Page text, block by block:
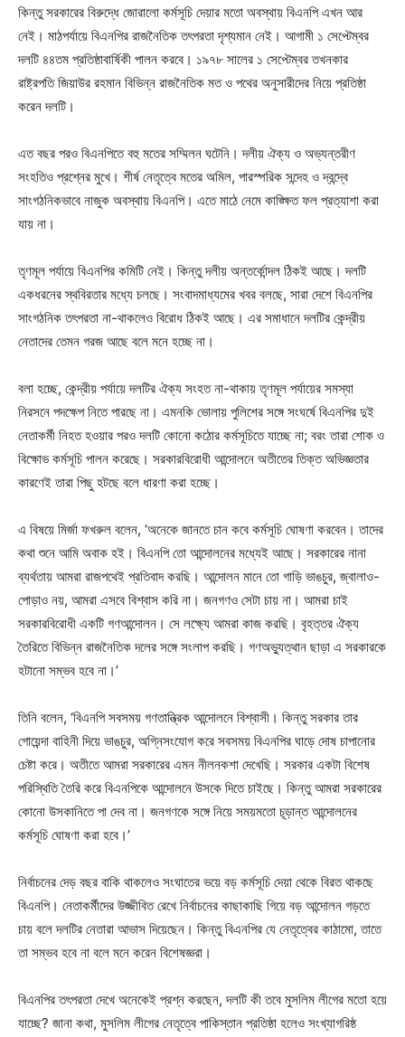
কিন্তু সরকারের বিরুদ্ধে জোরালো কর্মসূচি দেয়ার মতো অবস্থায় বিএনপি এখন আর
নেই। মাঠপর্যায়ে বিএনপির রাজনৈতিক তৎপরতা দৃশ্যমান নেই। আগামী ১ সেপ্টেম্বর
দলটি ৪৪তম প্রতিষ্ঠাবার্ষিকী পালন করবে। ১৯৭৮ সালের ১ সেপ্টেম্বর তখনকার
রাষ্ট্রপতি জিয়াউর রহমান বিভিন্ন রাজনৈতিক মত ও পথের অনুসারীদের নিয়ে প্রতিষ্ঠা
করেন দলটি।
এত বছর পরও বিএনপিতে বহু মতের সম্মিলন ঘটেনি। দলীয় ঐক্য ও অভ্যন্তরীণ
সংহতিও প্রশ্নের মুখে। শীর্ষ নেতৃত্বে মতের অমিল, পারস্পরিক সন্দেহ ও দ্বন্দ্বে
সাংগঠনিকভাবে নাজুক অবস্থায় বিএনপি। এতে মাঠে নেমে কাঙ্ক্ষিত ফল প্রত্যাশা করা
যায় না।
তৃণমূল পর্যায়ে বিএনপির কমিটি নেই। কিন্তু দলীয় অন্তর্কোন্দল ঠিকই আছে। দলটি
একধরনের স্থবিরতার মধ্যে চলছে। সংবাদমাধ্যমের খবর বলছে, সারা দেশে বিএনপির
সাংগঠনিক তৎপরতা না-থাকলেও বিরোধ ঠিকই আছে। এর সমাধানে দলটির কেন্দ্রীয়
নেতাদের তেমন গরজ আছে বলে মনে হচ্ছে না।
বলা হচ্ছে, কেন্দ্রীয় পর্যায়ে দলটির ঐক্য সংহত না-থাকায় তৃণমূল পর্যায়ের সমস্যা
নিরসনে পদক্ষেপ নিতে পারছে না। এমনকি ভোলায় পুলিশের সঙ্গে সংঘর্ষে বিএনপির দুই
নেতাকর্মী নিহত হওয়ার পরও দলটি কোনো কঠোর কর্মসূচিতে যাচ্ছে না; বরং তারা শোক ও
বিক্ষোভ কর্মসূচি পালন করেছে। সরকারবিরোধী আন্দোলনে অতীতের তিক্ত অভিজ্ঞতার
কারণেই তারা পিছু হটছে বলে ধারণা করা হচ্ছে।
এ বিষয়ে মির্জা ফখরুল বলেন, ‘অনেকে জানতে চান কবে কর্মসূচি ঘোষণা করবেন। তাদের
কথা শুনে আমি অবাক হই। বিএনপি তো আন্দোলনের মধ্যেই আছে। সরকারের নানা
ব্যর্থতায় আমরা রাজপথেই প্রতিবাদ করছি। আন্দোলন মানে তো গাড়ি ভাঙচুর, জ্বালাও-
পোড়াও নয়, আমরা এসবে বিশ্বাস করি না। জনগণও সেটা চায় না। আমরা চাই
সরকারবিরোধী একটি গণআন্দোলন। সে লক্ষ্যে আমরা কাজ করছি। বৃহত্তর ঐক্য
তৈরিতে বিভিন্ন রাজনৈতিক দলের সঙ্গে সংলাপ করছি। গণঅভ্যুত্থান ছাড়া এ সরকারকে
হটানো সম্ভব হবে না।’
তিনি বলেন, ‘বিএনপি সবসময় গণতান্ত্রিক আন্দোলনে বিশ্বাসী। কিন্তু সরকার তার
গোয়েন্দা বাহিনী দিয়ে ভাঙচুর, অগ্নিসংযোগ করে সবসময় বিএনপির ঘাড়ে দোষ চাপানোর
চেষ্টা করে। অতীতে আমরা সরকারের এমন নীলনকশা দেখেছি। সরকার একটা বিশেষ
পরিস্থিতি তৈরি করে বিএনপিকে আন্দোলনে উসকে দিতে চাইছে। কিন্তু আমরা সরকারের
কোনো উসকানিতে পা দেব না। জনগণকে সঙ্গে নিয়ে সময়মতো চূড়ান্ত আন্দোলনের
কর্মসূচি ঘোষণা করা হবে।’
নির্বাচনের দেড় বছর বাকি থাকলেও সংঘাতের ভয়ে বড় কর্মসূচি দেয়া থেকে বিরত থাকছে
বিএনপি। নেতাকর্মীদের উজ্জীবিত রেখে নির্বাচনের কাছাকাছি গিয়ে বড় আন্দোলন গড়তে
চায় বলে দলটির নেতারা আভাস দিয়েছেন। কিন্তু বিএনপির যে নেতৃত্বের কাঠামো, তাতে
তা সম্ভব হবে না বলে মনে করেন বিশেষজ্ঞরা।
বিএনপির তৎপরতা দেখে অনেকেই প্রশ্ন করছেন, দলটি কী তবে মুসলিম লীগের মতো হয়ে
যাচ্ছে? জানা কথা, মুসলিম লীগের নেতৃত্বে পাকিস্তান প্রতিষ্ঠা হলেও সংখ্যাগরিষ্ঠ